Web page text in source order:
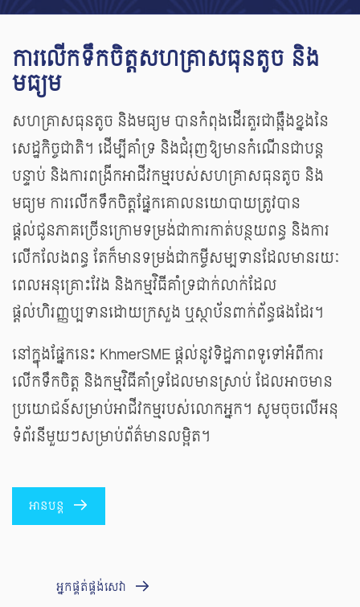
ការលើកទឹកចិត្តសហគ្រាសធុនតូច និង
មធ្យម
សហគ្រាសធុនតូច និង​មធ្យម​ បានកំពុងដើរតួរជាឆ្អឹងខ្នងនៃ
សេដ្ឋកិច្ចជាតិ។ ដើម្បីគាំទ្រ និងជំរុញឱ្យមានកំណើនជាបន្ត
បន្ទាប់ និងការពង្រីកអាជីវកម្មរបស់សហគ្រាសធុនតូច និង​
មធ្យម​ ការលើកទឹកចិត្ត​ផ្នែក​គោលនយោបាយត្រូវបាន
ផ្តល់ជូនភាគច្រើនក្រោម​ទម្រង់ជាការ​កាត់បន្ថយពន្ធ និងការ
លើកលែងពន្ធ តែក៏មានទម្រង់ជាកម្ចីសម្បទានដែលមានរយៈ​
ពេលអនុគ្រោះវែង​ និងកម្មវិធីគាំទ្រជាក់លាក់ដែល
ផ្តល់ហិរញ្ញប្បទានដោយក្រសួង ឬស្ថាប័នពាក់ព័ន្ធផងដែរ​។
នៅក្នុងផ្នែកនេះ KhmerSME ផ្តល់នូវទិដ្ឋភាពទូទៅអំពី​ការ
លើកទឹកចិត្ត និងកម្មវិធីគាំទ្រដែលមានស្រាប់ ដែលអាច​មាន
ប្រយោជន៍សម្រាប់​អាជីវកម្មរបស់លោកអ្នក។​ សូមចុចលើអនុ
ទំព័រ​នីមួយៗសម្រាប់ព័ត៌មានលម្អិត​។
អានបន្ត
អ្នកផ្គត់ផ្គង់សេវា